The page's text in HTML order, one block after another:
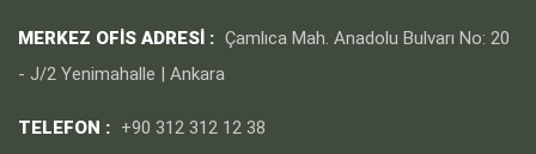
MERKEZ OFIS ADRESI : Çamlıca Mah. Anadolu Bulvarı No: 20
- J/2 Yenimahalle | Ankara
TELEFON : +90 312 312 12 38